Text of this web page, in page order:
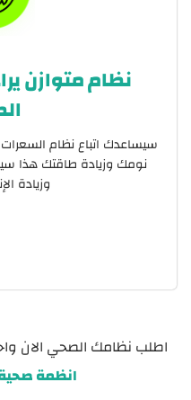
نظام متوازن
سيساعدك اتباع نظام
نومك وزيادة طاقتك هذا
وزيادة
اطلب نظامك الصحي الان
انظمة صحية و 3 هدايا